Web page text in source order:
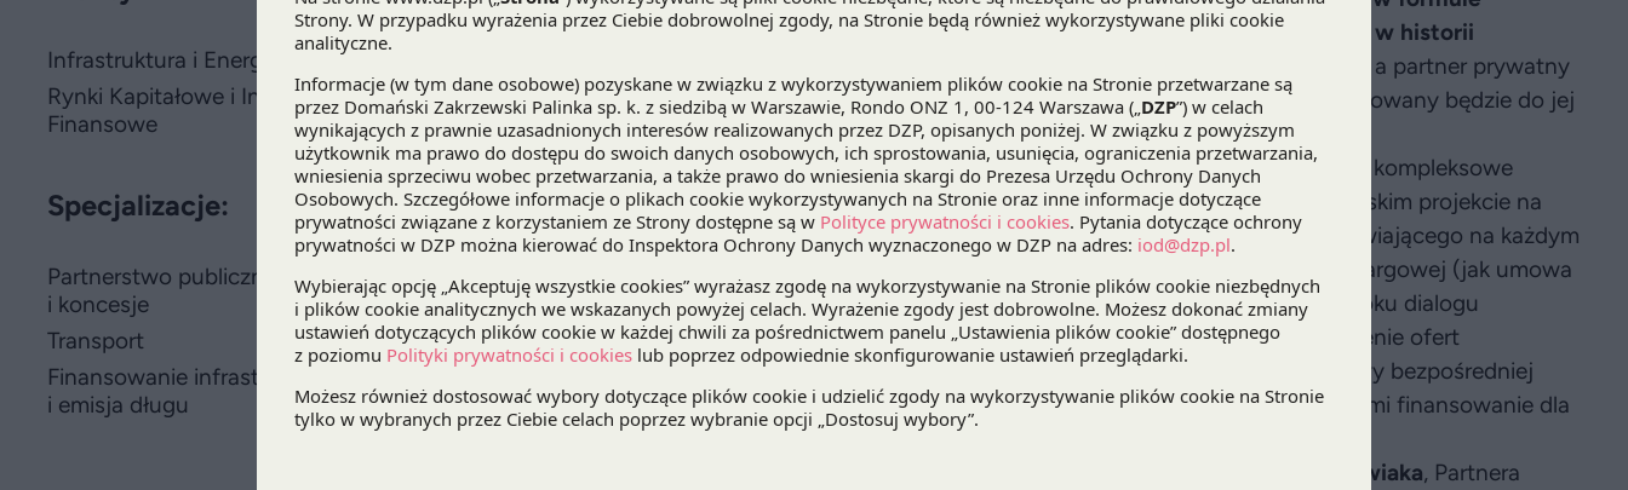
Infrastruktura i Energetyka
Rynki Kapitałowe i Instytucje
Finansowe
Specjalizacje:
Partnerstwo publiczno-prywatne
i koncesje
Transport
Finansowanie infrastruktury
i emisja długu
partnerstwa publiczno-prywatnego w Polsce oraz drugi największy projekt w historii
, a partner prywatny
(spółka z tureckiej grupy Gulermak) oprócz wybudowania infrastruktury zobligowany będzie do jej
eksploatacji i utrzymywania w dobrym stanie przez kolejnych 20 lat.
DZP- w konsorcjum zMott MacDonaldiCrido- od czerwca 2017 r. świadczy kompleksowe
doradztwo prawne, ekonomiczno-finansowe oraz techniczne przy tym pionierskim projekcie na
rzeczZarządu Dróg Miasta Krakowa. Konsorcjum doradców wspierało Zamawiającego na każdym
etapie projektu, od jego strukturyzacji, przez opracowanie dokumentacji przetargowej (jak umowa
PPP, PFU czy instrukcja przygotowania modelu finansowego), negocjacje w toku dialogu
konkurencyjnego oraz reprezentację przed KIO. Wspierało także Kraków w ocenie ofert
wykonawców, zawarciu umowy z partnerem prywatnym i negocjacjach umowy bezpośredniej
regulującej współpracę między stronami umowy PPP a bankami zapewniającymi finansowanie dla
partnera prywatnego na realizację inwestycji.
Marcina Krakowiaka, Partnera